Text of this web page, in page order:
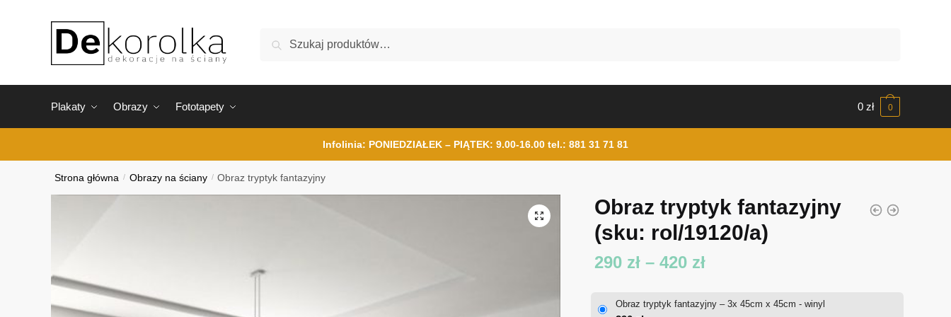
Szukaj
Plakaty Obrazy Fototapety 0 zł 0
Infolinia: PONIEDZIAŁEK – PIĄTEK: 9.00-16.00 tel.: 881 31 71 81
Strona główna / Obrazy na ściany / Obraz tryptyk fantazyjny
Obraz tryptyk fantazyjny
(sku: rol/19120/a)
290 zł – 420 złZakres
Obraz tryptyk fantazyjny – 3x 45cm x 45cm - winyl